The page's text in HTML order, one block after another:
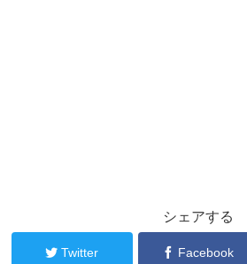
シェアする
Twitter Facebook